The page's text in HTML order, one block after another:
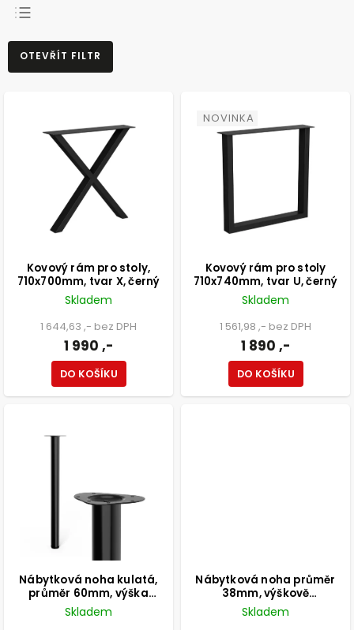
NEJPRODÁVANĚJŠÍ
NEJLEVNĚJŠÍ
OTEVŘÍT FILTR
Kovový rám pro stoly,
710x700mm, tvar X, černý
Skladem
1 644,63 ,- bez DPH
1 990 ,-
DO KOŠÍKU
NOVINKA
Kovový rám pro stoly
710x740mm, tvar U, černý
Skladem
1 561,98 ,- bez DPH
1 890 ,-
DO KOŠÍKU
Nábytková noha kulatá,
průměr 60mm, výška
800mm, černá
Skladem
Nábytková noha průměr
38mm, výškově
nastavitelná 150-165mm,
250kg, broušený nikl
Skladem